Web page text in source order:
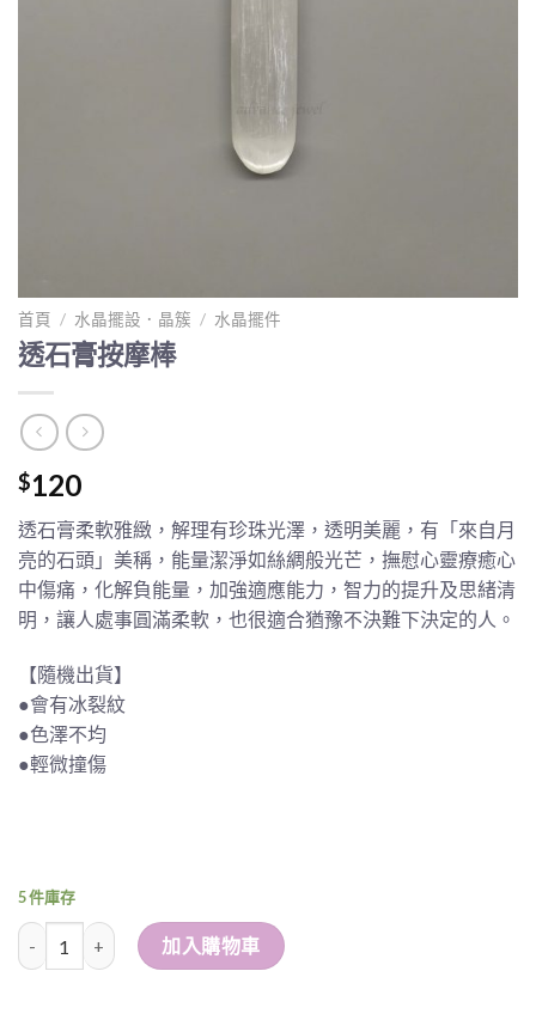
首頁 / 水晶擺設．晶簇 / 水晶擺件
透石膏按摩棒
$120
透石膏柔軟雅緻，解理有珍珠光澤，透明美麗，有「來自月
亮的石頭」美稱，能量潔淨如絲綢般光芒，撫慰心靈療癒心
中傷痛，化解負能量，加強適應能力，智力的提升及思緒清
明，讓人處事圓滿柔軟，也很適合猶豫不決難下決定的人。
【隨機出貨】
●會有冰裂紋
●色澤不均
●輕微撞傷
5 件庫存
透石膏按摩棒 數量 加入購物車